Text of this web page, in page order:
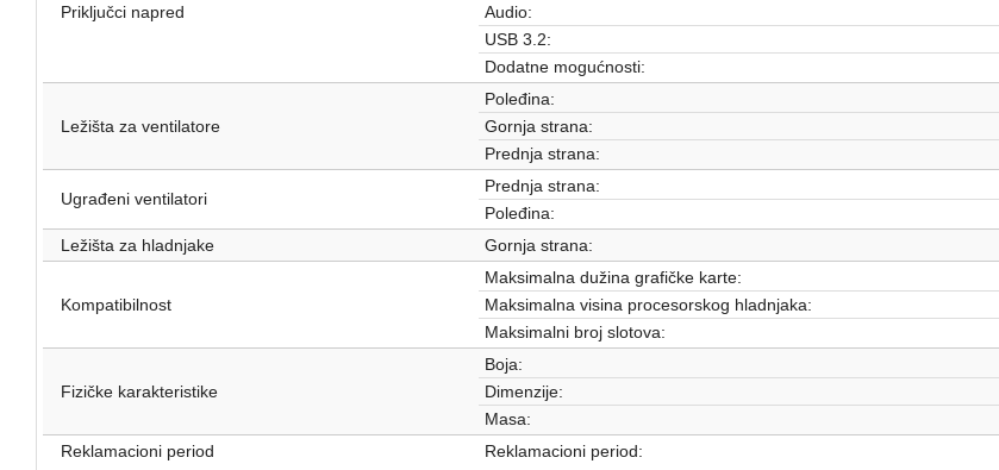
Priključci napred
Audio:
USB 3.2:
Dodatne mogućnosti:
Ležišta za ventilatore
Poleđina:
Gornja strana:
Prednja strana:
Ugrađeni ventilatori
Prednja strana:
Poleđina:
Ležišta za hladnjake
Gornja strana:
Kompatibilnost
Maksimalna dužina grafičke karte:
Maksimalna visina procesorskog hladnjaka:
Maksimalni broj slotova:
Fizičke karakteristike
Boja:
Dimenzije:
Masa:
Reklamacioni period
Reklamacioni period: